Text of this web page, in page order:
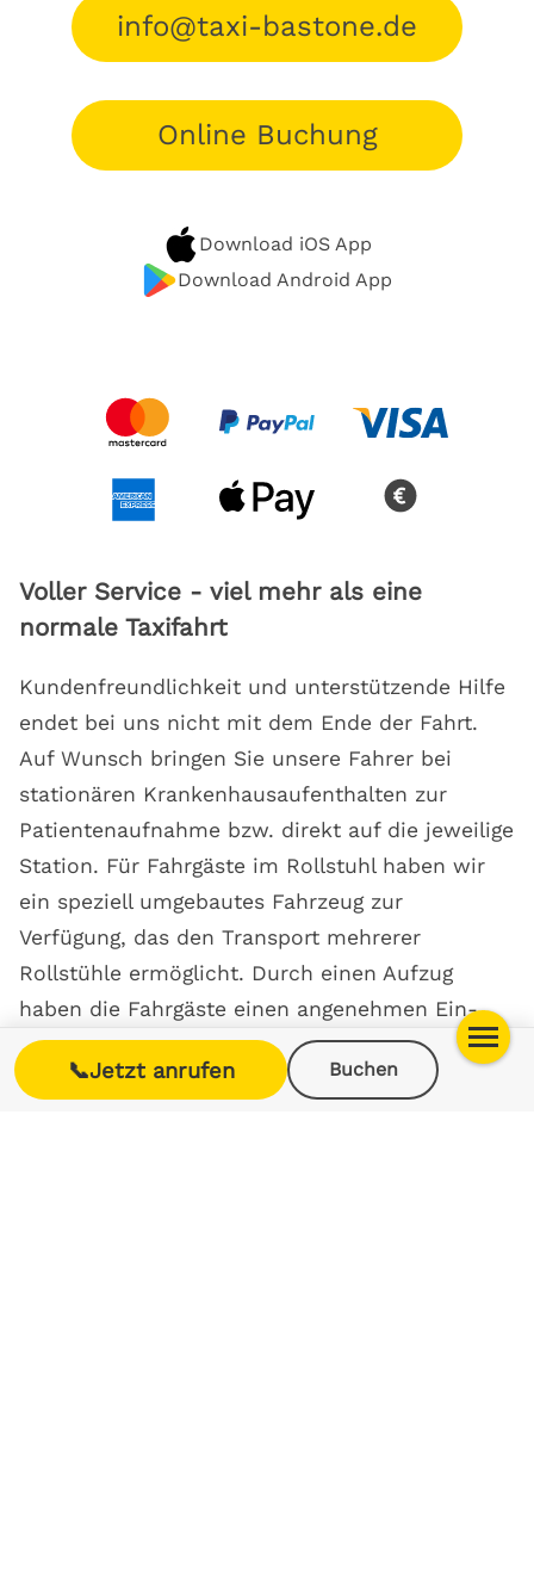
info@taxi-bastone.de
Online Buchung
Download iOS App
Download Android App
Voller Service - viel mehr als eine
normale Taxifahrt
Kundenfreundlichkeit und unterstützende Hilfe
endet bei uns nicht mit dem Ende der Fahrt.
Auf Wunsch bringen Sie unsere Fahrer bei
stationären Krankenhausaufenthalten zur
Patientenaufnahme bzw. direkt auf die jeweilige
Station. Für Fahrgäste im Rollstuhl haben wir
ein speziell umgebautes Fahrzeug zur
Verfügung, das den Transport mehrerer
Rollstühle ermöglicht. Durch einen Aufzug
haben die Fahrgäste einen angenehmen Ein-
und Ausstieg.
Sprechen Sie uns gerne an, wir informieren Sie
📞Jetzt anrufen Buchen